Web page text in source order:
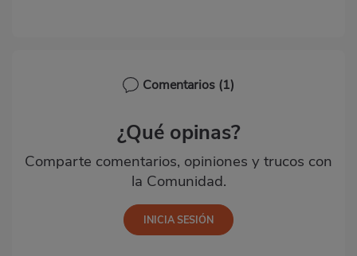
Comentarios (1)
¿Qué opinas?
Comparte comentarios, opiniones y trucos con
la Comunidad.